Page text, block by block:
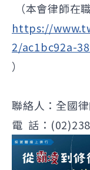
（本會律師在
https://
2/ac1bc92a-
）
聯絡人：全國
電 話：